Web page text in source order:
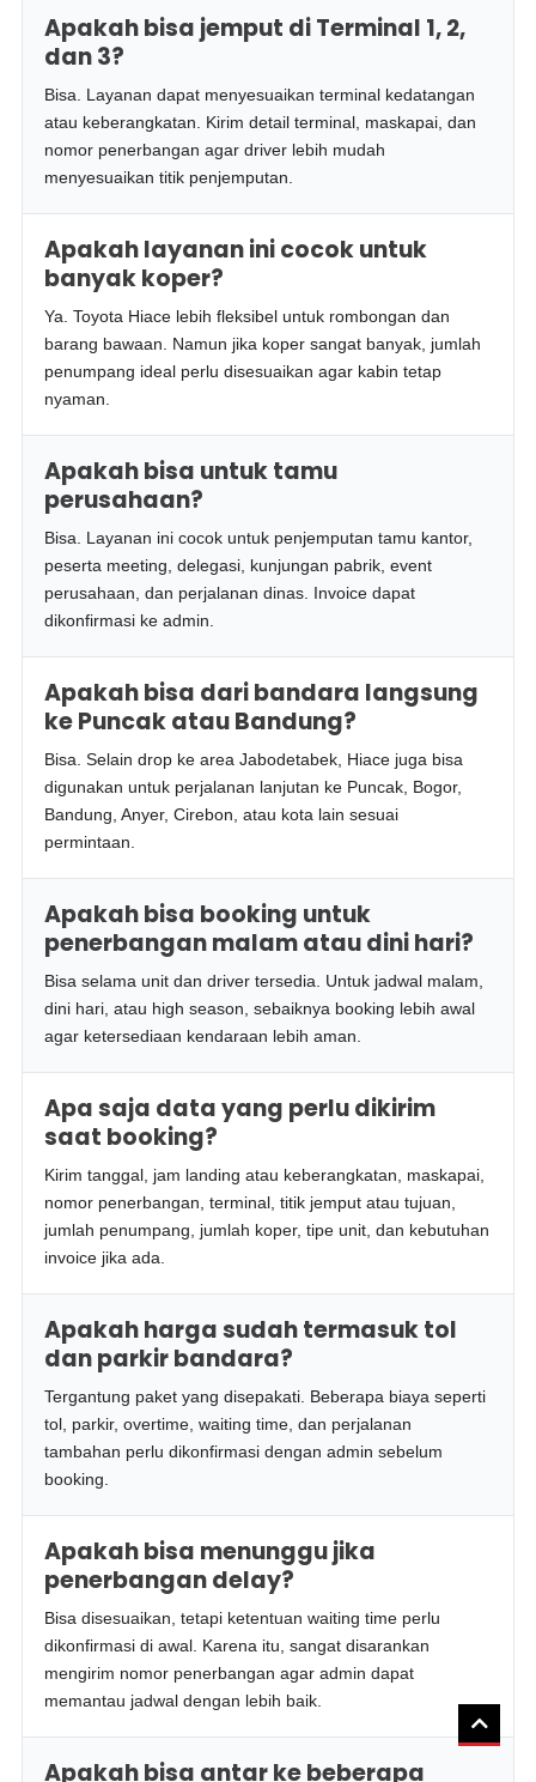
Apakah bisa jemput di Terminal 1, 2,
dan 3?
Bisa. Layanan dapat menyesuaikan terminal kedatangan
atau keberangkatan. Kirim detail terminal, maskapai, dan
nomor penerbangan agar driver lebih mudah
menyesuaikan titik penjemputan.
Apakah layanan ini cocok untuk
banyak koper?
Ya. Toyota Hiace lebih fleksibel untuk rombongan dan
barang bawaan. Namun jika koper sangat banyak, jumlah
penumpang ideal perlu disesuaikan agar kabin tetap
nyaman.
Apakah bisa untuk tamu
perusahaan?
Bisa. Layanan ini cocok untuk penjemputan tamu kantor,
peserta meeting, delegasi, kunjungan pabrik, event
perusahaan, dan perjalanan dinas. Invoice dapat
dikonfirmasi ke admin.
Apakah bisa dari bandara langsung
ke Puncak atau Bandung?
Bisa. Selain drop ke area Jabodetabek, Hiace juga bisa
digunakan untuk perjalanan lanjutan ke Puncak, Bogor,
Bandung, Anyer, Cirebon, atau kota lain sesuai
permintaan.
Apakah bisa booking untuk
penerbangan malam atau dini hari?
Bisa selama unit dan driver tersedia. Untuk jadwal malam,
dini hari, atau high season, sebaiknya booking lebih awal
agar ketersediaan kendaraan lebih aman.
Apa saja data yang perlu dikirim
saat booking?
Kirim tanggal, jam landing atau keberangkatan, maskapai,
nomor penerbangan, terminal, titik jemput atau tujuan,
jumlah penumpang, jumlah koper, tipe unit, dan kebutuhan
invoice jika ada.
Apakah harga sudah termasuk tol
dan parkir bandara?
Tergantung paket yang disepakati. Beberapa biaya seperti
tol, parkir, overtime, waiting time, dan perjalanan
tambahan perlu dikonfirmasi dengan admin sebelum
booking.
Apakah bisa menunggu jika
penerbangan delay?
Bisa disesuaikan, tetapi ketentuan waiting time perlu
dikonfirmasi di awal. Karena itu, sangat disarankan
mengirim nomor penerbangan agar admin dapat
memantau jadwal dengan lebih baik.
Apakah bisa antar ke beberapa